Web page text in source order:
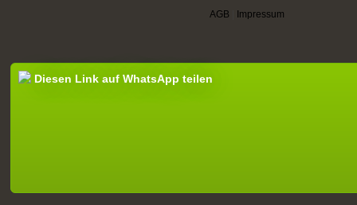
AGB Impressum
Diesen Link auf WhatsApp teilen